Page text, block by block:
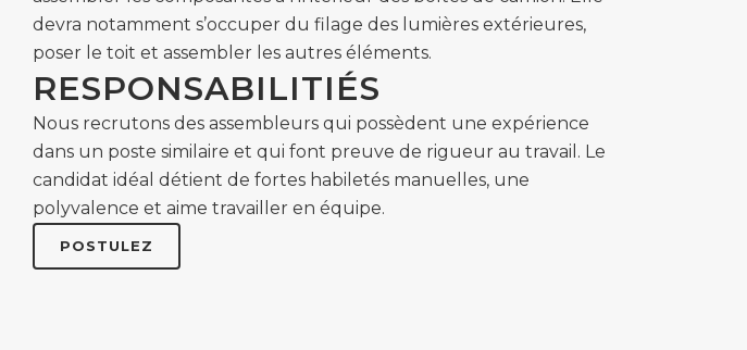
devra notamment s’occuper du filage des lumières extérieures,
poser le toit et assembler les autres éléments.
RESPONSABILITIÉS
Nous recrutons des assembleurs qui possèdent une expérience
dans un poste similaire et qui font preuve de rigueur au travail. Le
candidat idéal détient de fortes habiletés manuelles, une
polyvalence et aime travailler en équipe.
POSTULEZ